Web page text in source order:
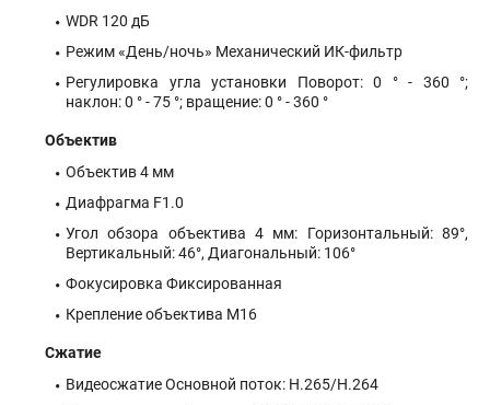
WDR 120 дБ
Режим «День/ночь» Механический ИК-фильтр
Регулировка угла установки Поворот: 0 ° - 360 °;
наклон: 0 ° - 75 °; вращение: 0 ° - 360 °
Объектив
Объектив 4 мм
Диафрагма F1.0
Угол обзора объектива 4 мм: Горизонтальный: 89°,
Вертикальный: 46°, Диагональный: 106°
Фокусировка Фиксированная
Крепление объектива М16
Сжатие
Видеосжатие Основной поток: H.265/H.264